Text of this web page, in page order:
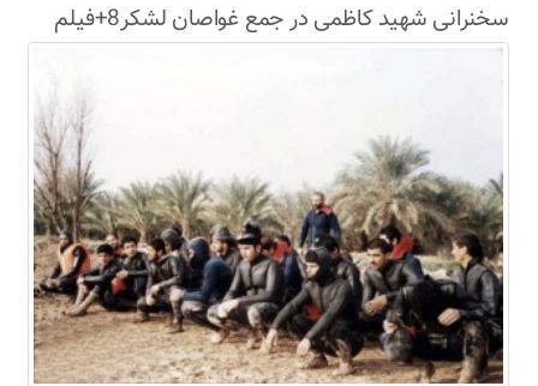
سخنرانی شهید کاظمی در جمع غواصان لشکر8+فیلم